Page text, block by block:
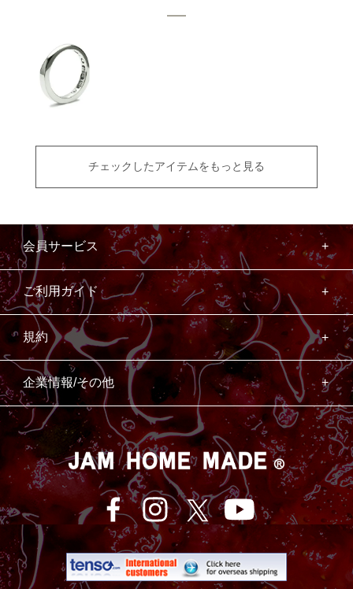
チェックしたアイテムをもっと見る
会員サービス
ご利用ガイド
規約
企業情報/その他